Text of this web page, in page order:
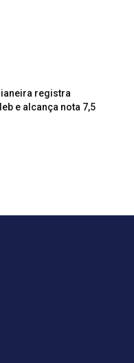
registra
e alcança nota 7,5